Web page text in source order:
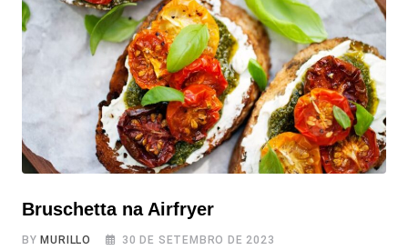
Bruschetta na Airfryer
BY MURILLO 30 DE SETEMBRO DE 2023